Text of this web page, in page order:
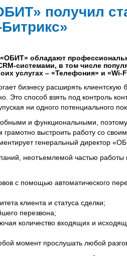
получил
обладают
системами, в том числе
услугах – «Телефония» и «Wi-
бизнесу расширять клиентскую
Это способ взять под контроль
ни одного потенциального
и функциональными,
выстроить работу со
генеральный директор
неотъемлемой частью
с помощью автоматического
клиента и статуса сделки;
перезвона;
количество входящих и
момент прослушать любой